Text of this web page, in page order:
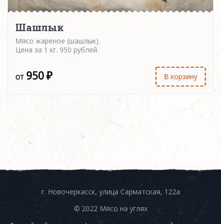
Шашлык
Мясо жареное (шашлык).
Цена за 1 кг. 950 рублей.
950₽ В корзину
г. Новочеркасск, улица Сарматская, 122а
© 2022 Мясо на углях